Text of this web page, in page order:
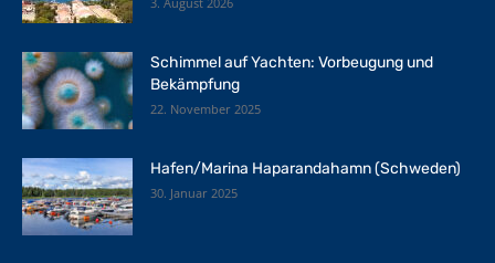
Schimmel auf Yachten: Vorbeugung und
Bekämpfung
22. November 2025
Hafen/Marina Haparandahamn (Schweden)
30. Januar 2025